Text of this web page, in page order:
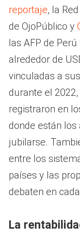
reportaje, la
de OjoPúblico y
las AFP de
alrededor de
vinculadas a
durante el
registraron en
donde están
jubilarse.
entre los
países y las
debaten en
La